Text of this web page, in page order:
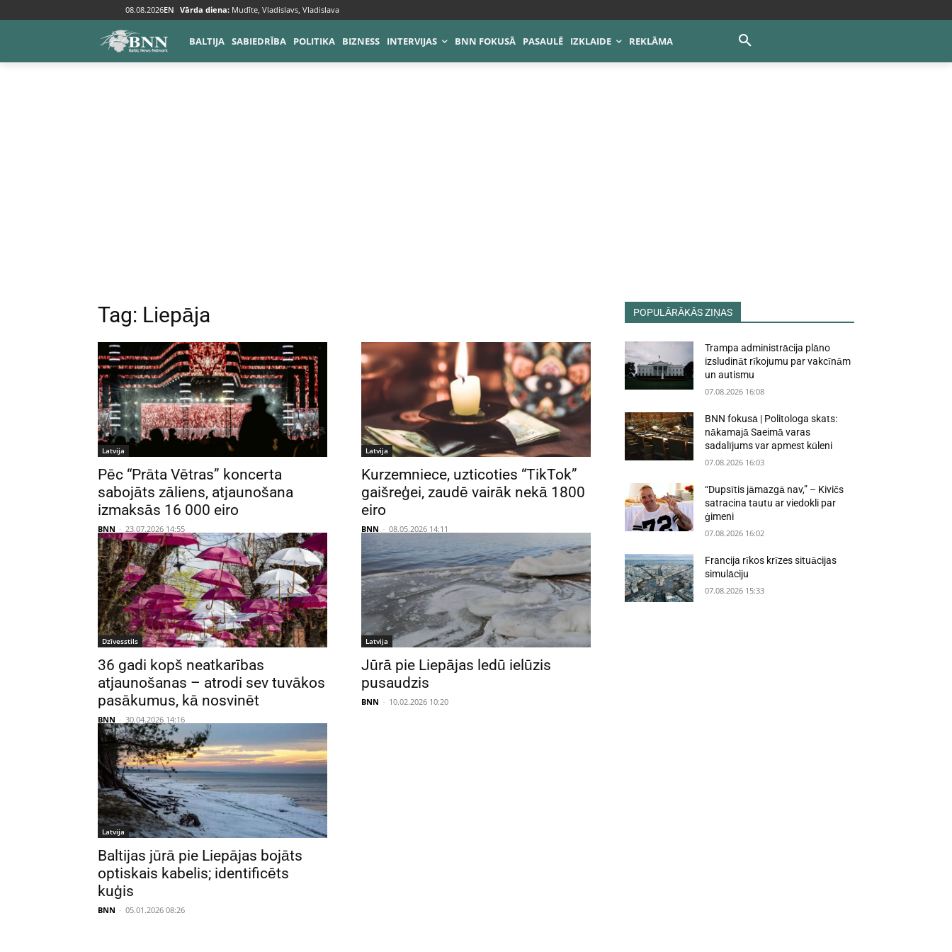
08.08.2026EN Vārda diena: Mudīte, Vladislavs, Vladislava
BALTIJA SABIEDRĪBA POLITIKA BIZNESS INTERVIJAS BNN FOKUSĀ PASAULĒ IZKLAIDE REKLĀMA
Tags Liepāja
Tag: Liepāja
Latvija
Pēc “Prāta Vētras” koncerta
sabojāts zāliens, atjaunošana
izmaksās 16 000 eiro
BNN - 23.07.2026 14:55
Latvija
Kurzemniece, uzticoties “TikTok”
gaišreģei, zaudē vairāk nekā 1800
eiro
BNN - 08.05.2026 14:11
Dzīvesstils
36 gadi kopš neatkarības
atjaunošanas – atrodi sev tuvākos
pasākumus, kā nosvinēt
BNN - 30.04.2026 14:16
Latvija
Jūrā pie Liepājas ledū ielūzis
pusaudzis
BNN - 10.02.2026 10:20
Latvija
Baltijas jūrā pie Liepājas bojāts
optiskais kabelis; identificēts
kuģis
BNN - 05.01.2026 08:26
POPULĀRĀKĀS ZIŅAS
Trampa administrācija plāno
izsludināt rīkojumu par vakcīnām
un autismu
07.08.2026 16:08
BNN fokusā | Politologa skats:
nākamajā Saeimā varas
sadalījums var apmest kūleni
07.08.2026 16:03
“Dupsītis jāmazgā nav,” – Kivičs
satracina tautu ar viedokli par
ģimeni
07.08.2026 16:02
Francija rīkos krīzes situācijas
simulāciju
07.08.2026 15:33